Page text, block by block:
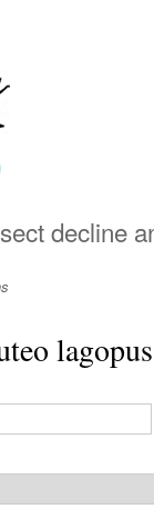
decline
lagopus